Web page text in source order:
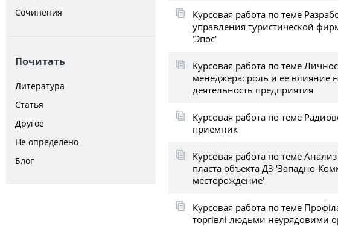
Сочинения
Почитать
Литература
Статья
Другое
Не определено
Блог
Курсовая работа по теме
управления туристической
'Эпос'
Курсовая работа по теме
менеджера: роль и ее влияние
деятельность предприятия
Курсовая работа по теме
приемник
Курсовая работа по теме
пласта объекта Д3 'Западно-
месторождение'
Курсовая работа по теме
торгівлі людьми неурядовими